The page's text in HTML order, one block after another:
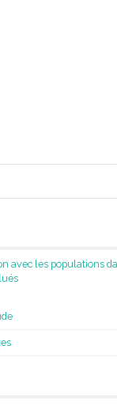
avec les populations